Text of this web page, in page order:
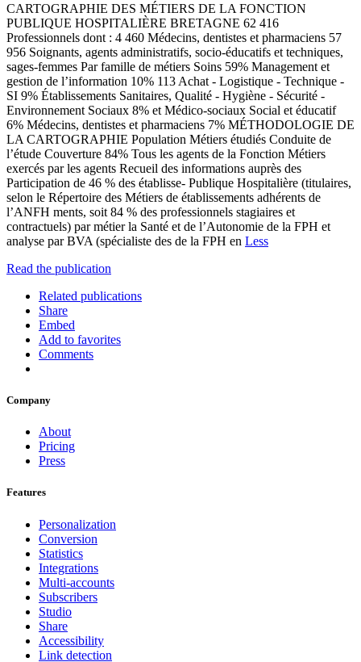
CARTOGRAPHIE DES MÉTIERS DE LA FONCTION
PUBLIQUE HOSPITALIÈRE BRETAGNE 62 416
Professionnels dont : 4 460 Médecins, dentistes et pharmaciens 57
956 Soignants, agents administratifs, socio-éducatifs et techniques,
sages-femmes Par famille de métiers Soins 59% Management et
gestion de l’information 10% 113 Achat - Logistique - Technique -
SI 9% Établissements Sanitaires, Qualité - Hygiène - Sécurité -
Environnement Sociaux 8% et Médico-sociaux Social et éducatif
6% Médecins, dentistes et pharmaciens 7% MÉTHODOLOGIE DE
LA CARTOGRAPHIE Population Métiers étudiés Conduite de
l’étude Couverture 84% Tous les agents de la Fonction Métiers
exercés par les agents Recueil des informations auprès des
Participation de 46 % des établisse- Publique Hospitalière (titulaires,
selon le Répertoire des Métiers de établissements adhérents de
l’ANFH ments, soit 84 % des professionnels stagiaires et
contractuels) par métier la Santé et de l’Autonomie de la FPH et
analyse par BVA (spécialiste des de la FPH en Less
Read the publication
Related publications
Share
Embed
Add to favorites
Comments
Company
About
Pricing
Press
Features
Personalization
Conversion
Statistics
Integrations
Multi-accounts
Subscribers
Studio
Share
Accessibility
Link detection